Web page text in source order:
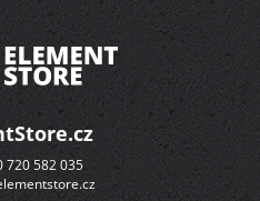
720 582 035